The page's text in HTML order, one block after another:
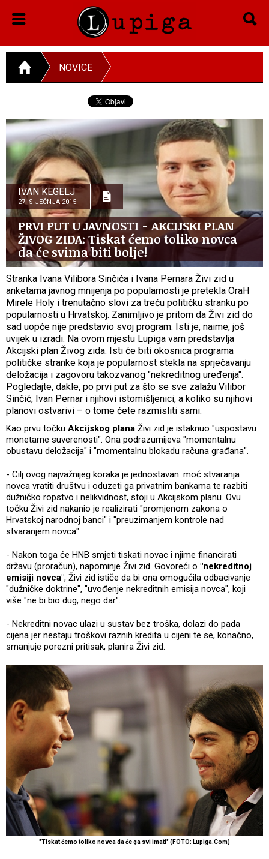
NOVICE
IVAN KEGELJ
27. SIJEČNJA 2015.
PRVI PUT U JAVNOSTI - AKCIJSKI PLAN
ŽIVOG ZIDA: Tiskat ćemo toliko novca
da će svima biti bolje!
Stranka Ivana Vilibora Sinčića i Ivana Pernara Živi zid u
anketama javnog mnijenja po popularnosti je pretekla OraH
Mirele Holy i trenutačno slovi za treću političku stranku po
popularnosti u Hrvatskoj. Zanimljivo je pritom da Živi zid do
sad uopće nije predstavio svoj program. Isti je, naime, još
uvijek u izradi. Na ovom mjestu Lupiga vam predstavlja
Akcijski plan Živog zida. Isti će biti okosnica programa
političke stranke koja je popularnost stekla na sprječavanju
deložacija i zagovoru takozvanog "nekreditnog uređenja".
Pogledajte, dakle, po prvi put za što se sve zalažu Vilibor
Sinčić, Ivan Pernar i njihovi istomišljenici, a koliko su njihovi
planovi ostvarivi – o tome ćete razmisliti sami.
Kao prvu točku Akcijskog plana Živi zid je istaknuo "uspostavu
monetarne suverenosti". Ona podrazumijeva "momentalnu
obustavu deložacija" i "momentalnu blokadu računa građana".
- Cilj ovog najvažnijeg koraka je jednostavan: moć stvaranja
novca vratiti društvu i oduzeti ga privatnim bankama te razbiti
dužničko ropstvo i nelikvidnost, stoji u Akcijskom planu. Ovu
točku Živi zid nakanio je realizirati "promjenom zakona o
Hrvatskoj narodnoj banci" i "preuzimanjem kontrole nad
stvaranjem novca".
- Nakon toga će HNB smjeti tiskati novac i njime financirati
državu (proračun), napominje Živi zid. Govoreći o "nekreditnoj
emisiji novca", Živi zid ističe da bi ona omogućila odbacivanje
"dužničke doktrine", "uvođenje nekreditnih emisija novca", koji
više "ne bi bio dug, nego dar".
- Nekreditni novac ulazi u sustav bez troška, dolazi do pada
cijena jer nestaju troškovi raznih kredita u cijeni te se, konačno,
smanjuje porezni pritisak, planira Živi zid.
"Tiskat ćemo toliko novca da će ga svi imati" (FOTO: Lupiga.Com)